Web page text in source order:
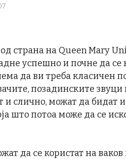
страна на Queen Mary
успешно и почне да се
да ви треба класичен
позадинските звуци
и слично, можат да бидат
што потоа може да се
да се користат на